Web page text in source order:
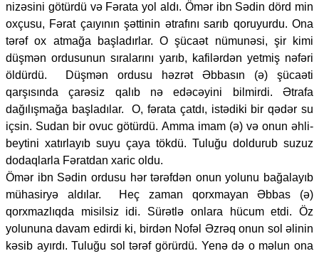
nizəsini götürdü və Fərata yol aldı. Ömər ibn Sədin dörd min
oxçusu, Fərat çaıyının şəttinin ətrafını sarıb qoruyurdu. Ona
tərəf ox atmağa başladırlar. O şücaət nümunəsi, şir kimi
düşmən ordusunun sıralarını yarıb, kafilərdən yetmiş nəfəri
öldürdü. Düşmən ordusu həzrət Əbbasın (ə) şücaəti
qarşısında çarəsiz qalıb nə edəcəyini bilmirdi. Ətrafa
dağılışmağa başladılar. O, fərata çatdı, istədiki bir qədər su
içsin. Sudan bir ovuc götürdü. Amma imam (ə) və onun əhli-
beytini xatırlayıb suyu çaya tökdü. Tuluğu doldurub suzuz
dodaqlarla Fəratdan xaric oldu.
Ömər ibn Sədin ordusu hər tərəfdən onun yolunu bağalayıb
mühasiryə aldılar. Heç zaman qorxmayan Əbbas (ə)
qorxmazlıqda misilsiz idi. Sürətlə onlara hücum etdi. Öz
yolununa davam edirdi ki, birdən Nofəl Əzrəq onun sol əlinin
kəsib ayırdı. Tuluğu sol tərəf görürdü. Yenə də o məlun ona